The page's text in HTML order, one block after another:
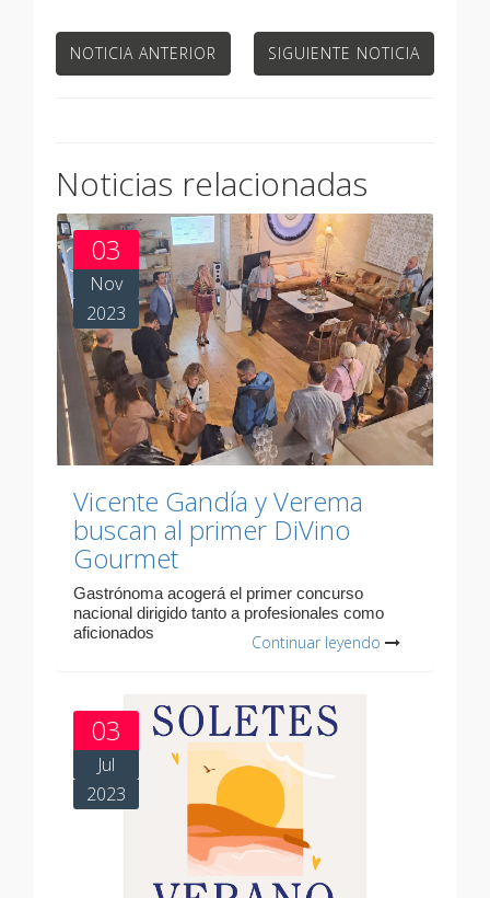
NOTICIA ANTERIOR SIGUIENTE NOTICIA
Noticias relacionadas
03
Nov
2023
Vicente Gandía y Verema
buscan al primer DiVino
Gourmet
Gastrónoma acogerá el primer concurso
nacional dirigido tanto a profesionales como
aficionados
Continuar leyendo
03
Jul
2023